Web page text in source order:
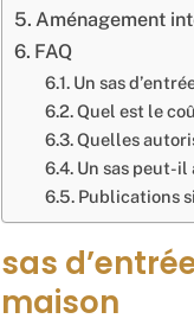
Aménagement
FAQ
Un sas
Quel est le
Quelles
Un sas peut-il
Publications
sas
maison